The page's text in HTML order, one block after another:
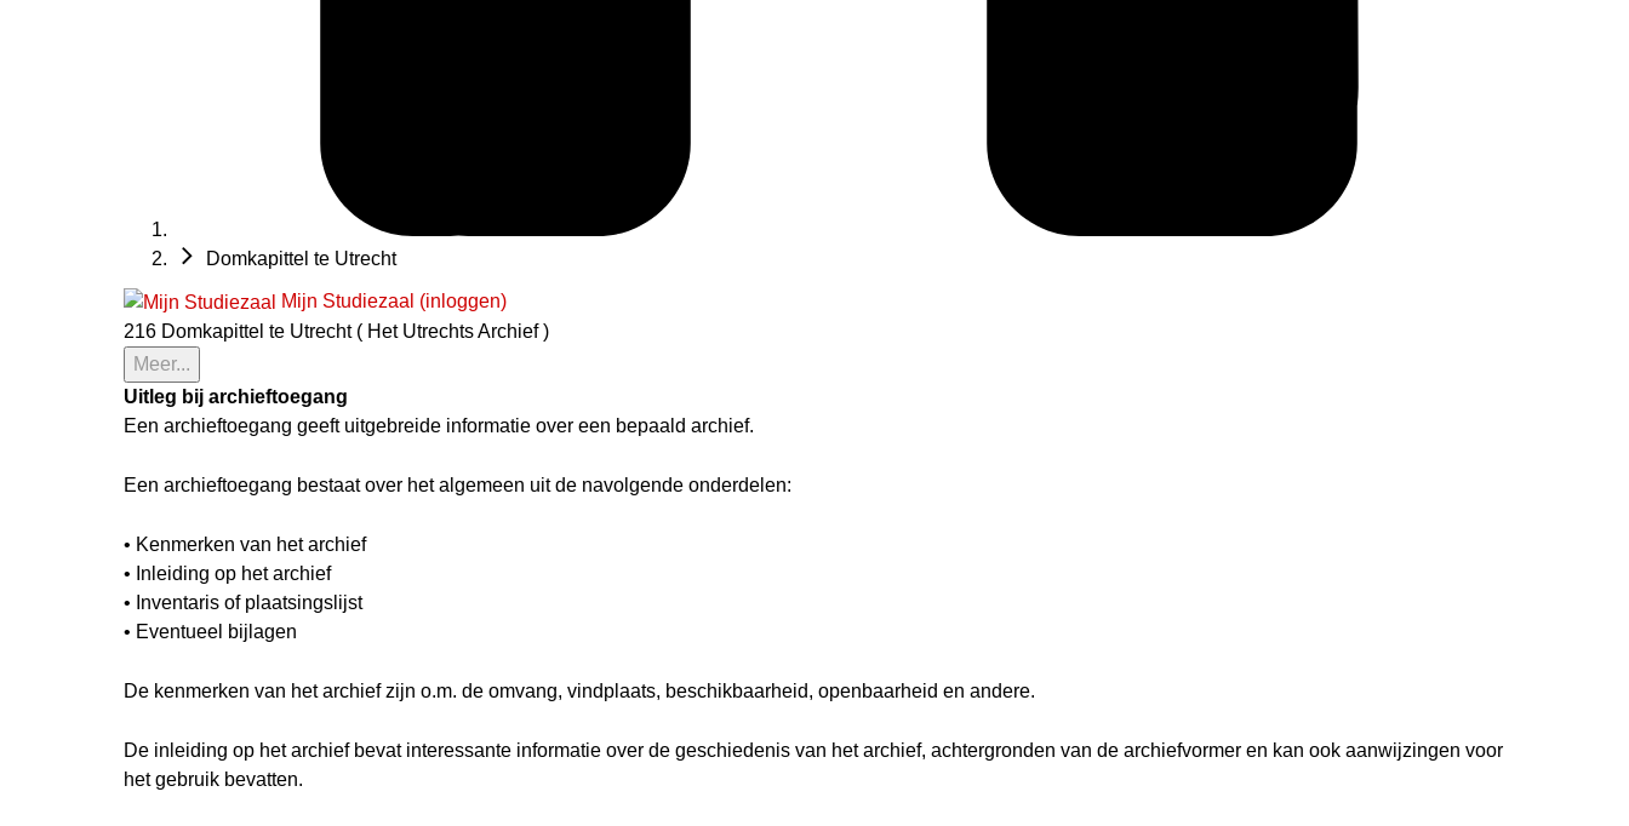
Domkapittel te Utrecht
Mijn Studiezaal (inloggen)
216 Domkapittel te Utrecht ( Het Utrechts Archief )
Meer...
Uitleg bij archieftoegang
Een archieftoegang geeft uitgebreide informatie over een bepaald archief.
Een archieftoegang bestaat over het algemeen uit de navolgende onderdelen:
• Kenmerken van het archief
• Inleiding op het archief
• Inventaris of plaatsingslijst
• Eventueel bijlagen
De kenmerken van het archief zijn o.m. de omvang, vindplaats, beschikbaarheid, openbaarheid en andere.
De inleiding op het archief bevat interessante informatie over de geschiedenis van het archief, achtergronden van de archiefvormer en kan ook aanwijzingen voor
het gebruik bevatten.